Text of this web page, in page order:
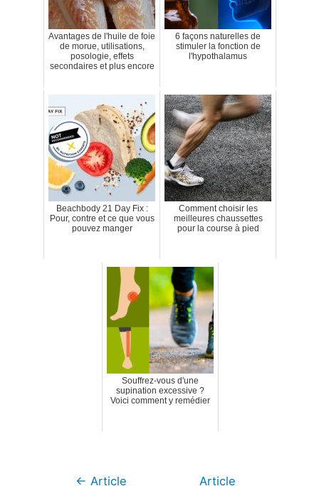
Avantages de l'huile de foie
de morue, utilisations,
posologie, effets
secondaires et plus encore
6 façons naturelles de
stimuler la fonction de
l'hypothalamus
Beachbody 21 Day Fix :
Pour, contre et ce que vous
pouvez manger
Comment choisir les
meilleures chaussettes
pour la course à pied
Souffrez-vous d'une
supination excessive ?
Voici comment y remédier
Navigation
← Article
Article